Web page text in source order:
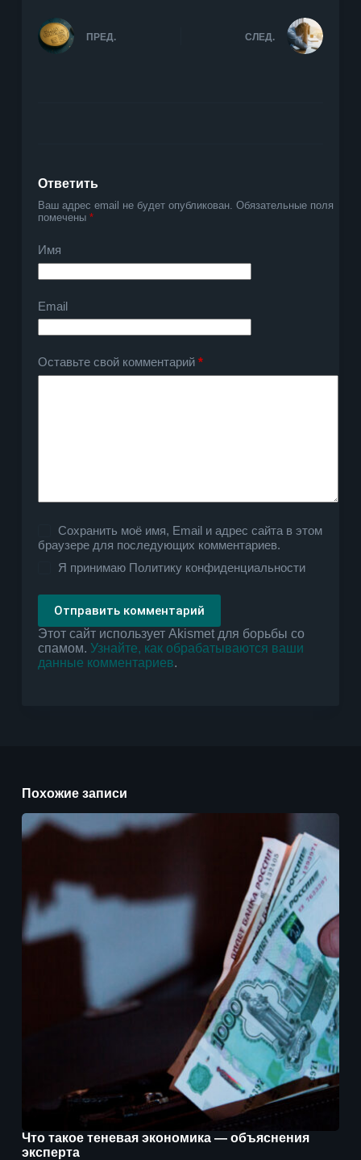
ПРЕД. СЛЕД.
Ответить
Ваш адрес email не будет опубликован. Обязательные поля
помечены *
Имя
Email
Оставьте свой комментарий*
Сохранить моё имя, Email и адрес сайта в этом
браузере для последующих комментариев.
Я принимаю Политику конфиденциальности
Отправить комментарий
Этот сайт использует Akismet для борьбы со
спамом. Узнайте, как обрабатываются ваши
данные комментариев.
Похожие записи
Что такое теневая экономика — объяснения
эксперта